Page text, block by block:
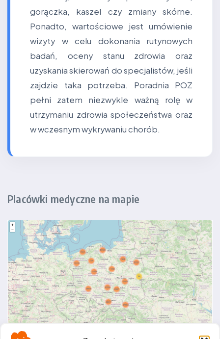
gorączka, kaszel czy zmiany skórne.
Ponadto, wartościowe jest umówienie
wizyty w celu dokonania rutynowych
badań, oceny stanu zdrowia oraz
uzyskania skierowań do specjalistów, jeśli
zajdzie taka potrzeba. Poradnia POZ
pełni zatem niezwykle ważną rolę w
utrzymaniu zdrowia społeczeństwa oraz
w wczesnym wykrywaniu chorób.
Placówki medyczne na mapie